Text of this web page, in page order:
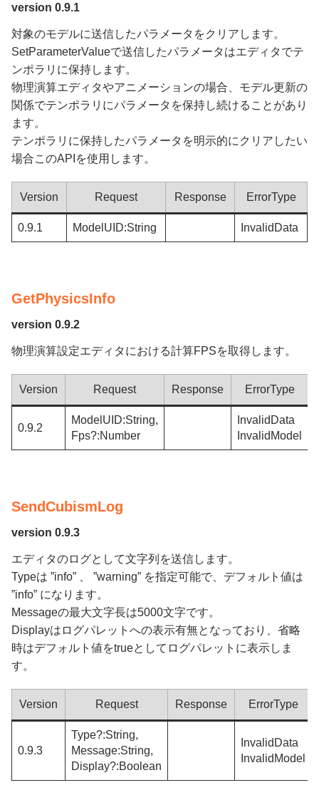
version 0.9.1
対象のモデルに送信したパラメータをクリアします。
SetParameterValueで送信したパラメータはエディタでテ
ンポラリに保持します。
物理演算エディタやアニメーションの場合、モデル更新の
関係でテンポラリにパラメータを保持し続けることがあり
ます。
テンポラリに保持したパラメータを明示的にクリアしたい
場合このAPIを使用します。
Version Request Response ErrorType
0.9.1 ModelUID:String InvalidData
GetPhysicsInfo
version 0.9.2
物理演算設定エディタにおける計算FPSを取得します。
Version Request Response ErrorType
0.9.2
ModelUID:String,
Fps?:Number
InvalidData
InvalidModel
SendCubismLog
version 0.9.3
エディタのログとして文字列を送信します。
Typeは ”info” 、 ”warning” を指定可能で、デフォルト値は
”info” になります。
Messageの最大文字長は5000文字です。
Displayはログパレットへの表示有無となっており、省略
時はデフォルト値をtrueとしてログパレットに表示しま
す。
Version Request Response ErrorType
0.9.3
Type?:String,
Message:String,
Display?:Boolean
InvalidData
InvalidModel